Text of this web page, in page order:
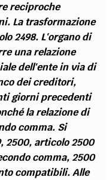
reciproche
La trasformazione
2498. L'organo di
una relazione
dell'ente in via di
dei creditori,
giorni precedenti
la relazione di
comma. Si
2500, articolo 2500
comma, 2500
compatibili. Alle